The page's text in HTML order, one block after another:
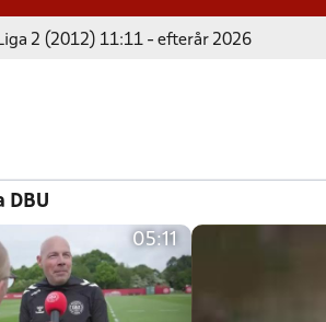
2 (2012) 11:11 - efterår 2026
DBU
05:11